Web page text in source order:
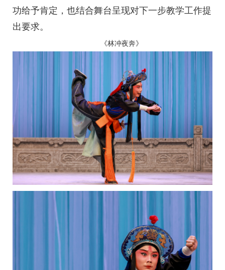
功给予肯定，也结合舞台呈现对下一步教学工作提
出要求。
《林冲夜奔》